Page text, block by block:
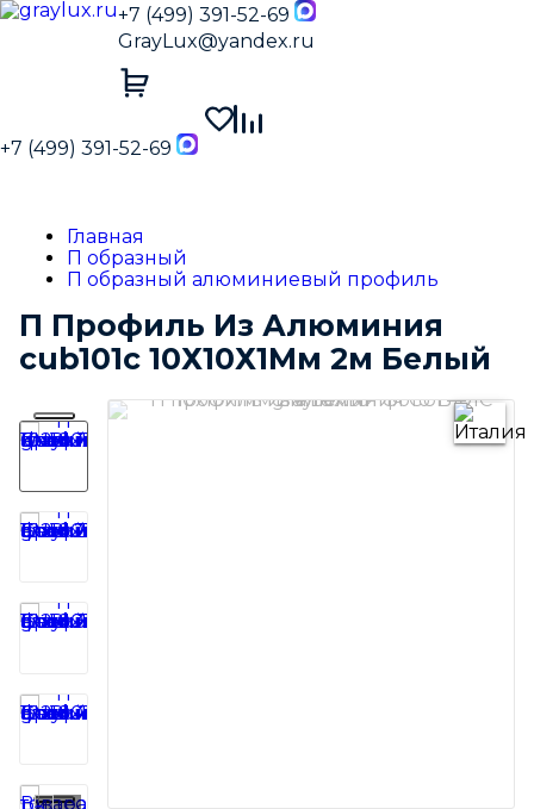
+7 (499) 391-52-69
GrayLux@yandex.ru
+7 (499) 391-52-69
Главная
П образный
П образный алюминиевый профиль
П Профиль Из Алюминия
сub101с 10Х10Х1Мм 2м Белый